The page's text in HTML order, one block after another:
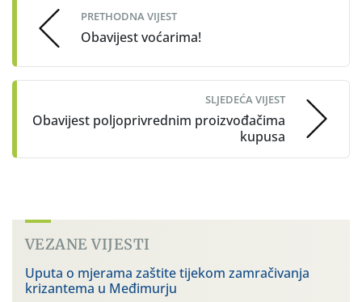
PRETHODNA VIJEST
Obavijest voćarima!
SLJEDEĆA VIJEST
Obavijest poljoprivrednim proizvođačima
kupusa
VEZANE VIJESTI
Uputa o mjerama zaštite tijekom zamračivanja
krizantema u Međimurju